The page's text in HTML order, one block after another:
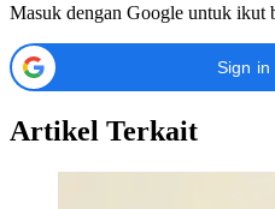
Masuk dengan Google untuk ikut
Sign
Artikel Terkait